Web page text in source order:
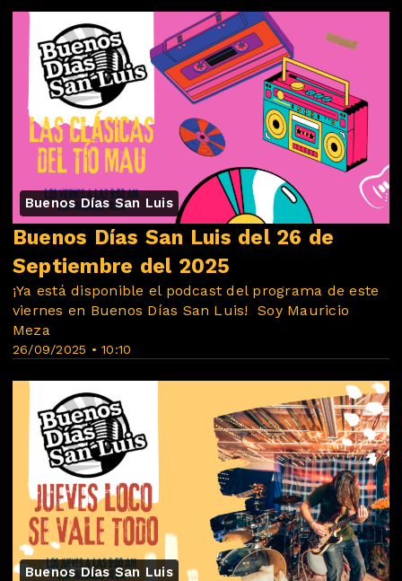
Buenos Días San Luis
26/09/2025 • 10:10
Buenos Días San Luis del 26 de
Septiembre del 2025
¡Ya está disponible el podcast del programa de este
viernes en Buenos Días San Luis! ️ Soy Mauricio
Meza
Buenos Días San Luis